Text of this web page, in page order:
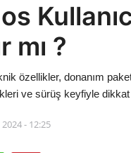
mı ?
özellikler, donanım
ve sürüş keyfiyle
2024 - 12:25